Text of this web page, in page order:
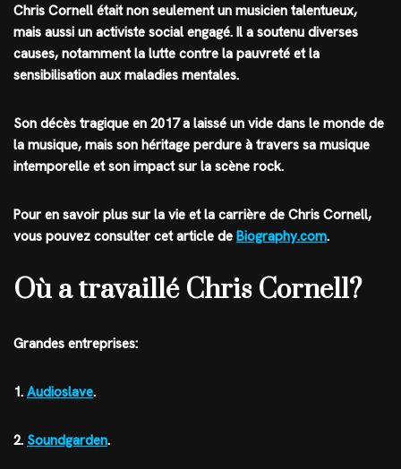
Chris Cornell était non seulement un musicien talentueux,
mais aussi un activiste social engagé. Il a soutenu diverses
causes, notamment la lutte contre la pauvreté et la
sensibilisation aux maladies mentales.
Son décès tragique en 2017 a laissé un vide dans le monde de
la musique, mais son héritage perdure à travers sa musique
intemporelle et son impact sur la scène rock.
Pour en savoir plus sur la vie et la carrière de Chris Cornell,
vous pouvez consulter cet article de Biography.com.
Où a travaillé Chris Cornell?
Grandes entreprises:
1. Audioslave.
2. Soundgarden.